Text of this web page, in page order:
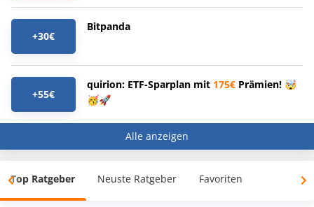
+30€
Bitpanda
+55€
quirion: ETF-Sparplan mit 175€ Prämien! 🤯
🥳🚀
Alle anzeigen
Top Ratgeber Neuste Ratgeber Favoriten